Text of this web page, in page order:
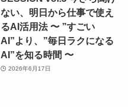
ない、明日から仕事で使え
るAI活用法 〜 ”すごい
AI”より、”毎日ラクになる
AI”を知る時間 〜
2026年6月17日